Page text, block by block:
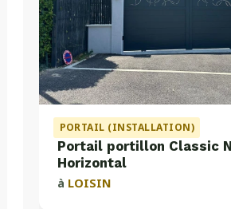
PORTAIL (INSTALLATION)
Portail portillon Classic
Horizontal
à LOISIN